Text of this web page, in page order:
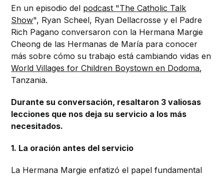
En un episodio del podcast "The Catholic Talk
Show", Ryan Scheel, Ryan Dellacrosse y el Padre
Rich Pagano conversaron con la Hermana Margie
Cheong de las Hermanas de María para conocer
más sobre cómo su trabajo está cambiando vidas en
World Villages for Children Boystown en Dodoma,
Tanzania.
Durante su conversación, resaltaron 3 valiosas
lecciones que nos deja su servicio a los más
necesitados.
1. La oración antes del servicio
La Hermana Margie enfatizó el papel fundamental